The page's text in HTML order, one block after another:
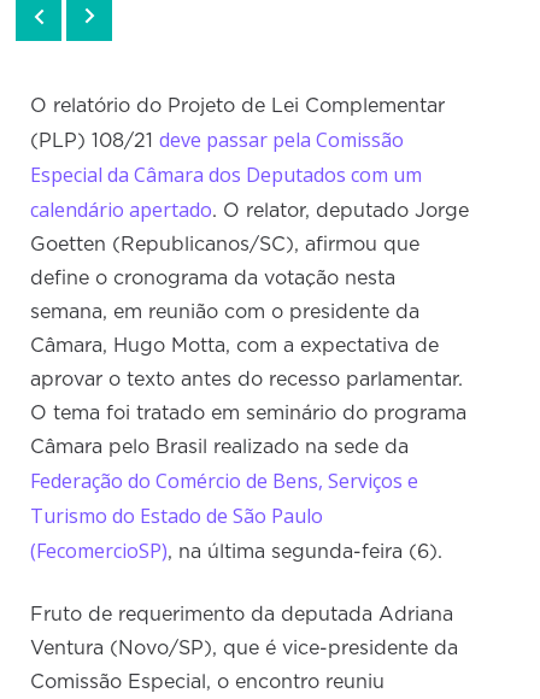
O relatório do Projeto de Lei Complementar
(PLP) 108/21deve passar pela Comissão
Especial da Câmara dos Deputados com um
calendário apertado. O relator, deputado Jorge
Goetten (Republicanos/SC), afirmou que
define o cronograma da votação nesta
semana, em reunião com o presidente da
Câmara, Hugo Motta, com a expectativa de
aprovar o texto antes do recesso parlamentar.
O tema foi tratado em seminário do programa
Câmara pelo Brasil realizado na sede da
Federação do Comércio de Bens, Serviços e
Turismo do Estado de São Paulo
(FecomercioSP), na última segunda-feira (6).
Fruto de requerimento da deputada Adriana
Ventura (Novo/SP), que é vice-presidente da
Comissão Especial, o encontro reuniu